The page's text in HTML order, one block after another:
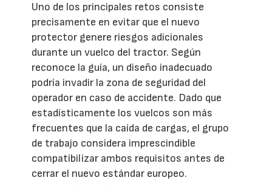
Uno de los principales retos consiste
precisamente en evitar que el nuevo
protector genere riesgos adicionales
durante un vuelco del tractor. Según
reconoce la guía, un diseño inadecuado
podría invadir la zona de seguridad del
operador en caso de accidente. Dado que
estadísticamente los vuelcos son más
frecuentes que la caída de cargas, el grupo
de trabajo considera imprescindible
compatibilizar ambos requisitos antes de
cerrar el nuevo estándar europeo.